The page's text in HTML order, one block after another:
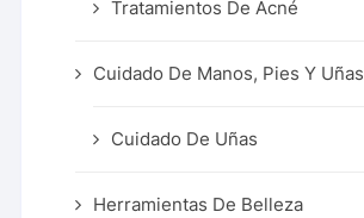
Tratamientos De Acné
Cuidado De Manos, Pies Y Uñas
Cuidado De Uñas
Herramientas De Belleza